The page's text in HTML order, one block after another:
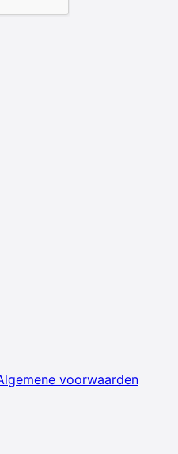
voorwaarden